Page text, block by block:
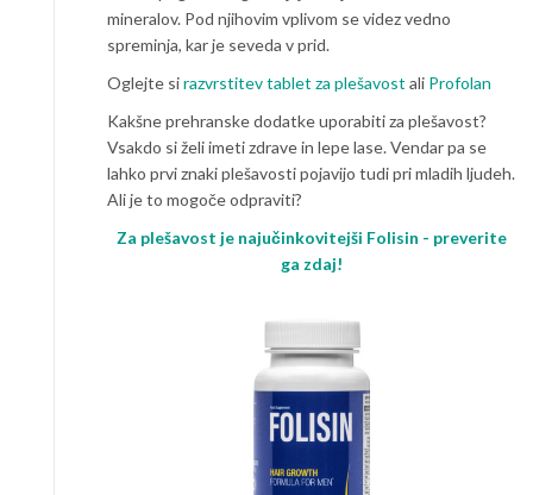
mineralov. Pod njihovim vplivom se videz vedno
spreminja, kar je seveda v prid.
Oglejte sirazvrstitev tablet za plešavost ali Profolan
Kakšne prehranske dodatke uporabiti za plešavost?
Vsakdo si želi imeti zdrave in lepe lase. Vendar pa se
lahko prvi znaki plešavosti pojavijo tudi pri mladih ljudeh.
Ali je to mogoče odpraviti?
Za plešavost je najučinkovitejši Folisin - preverite
ga zdaj!